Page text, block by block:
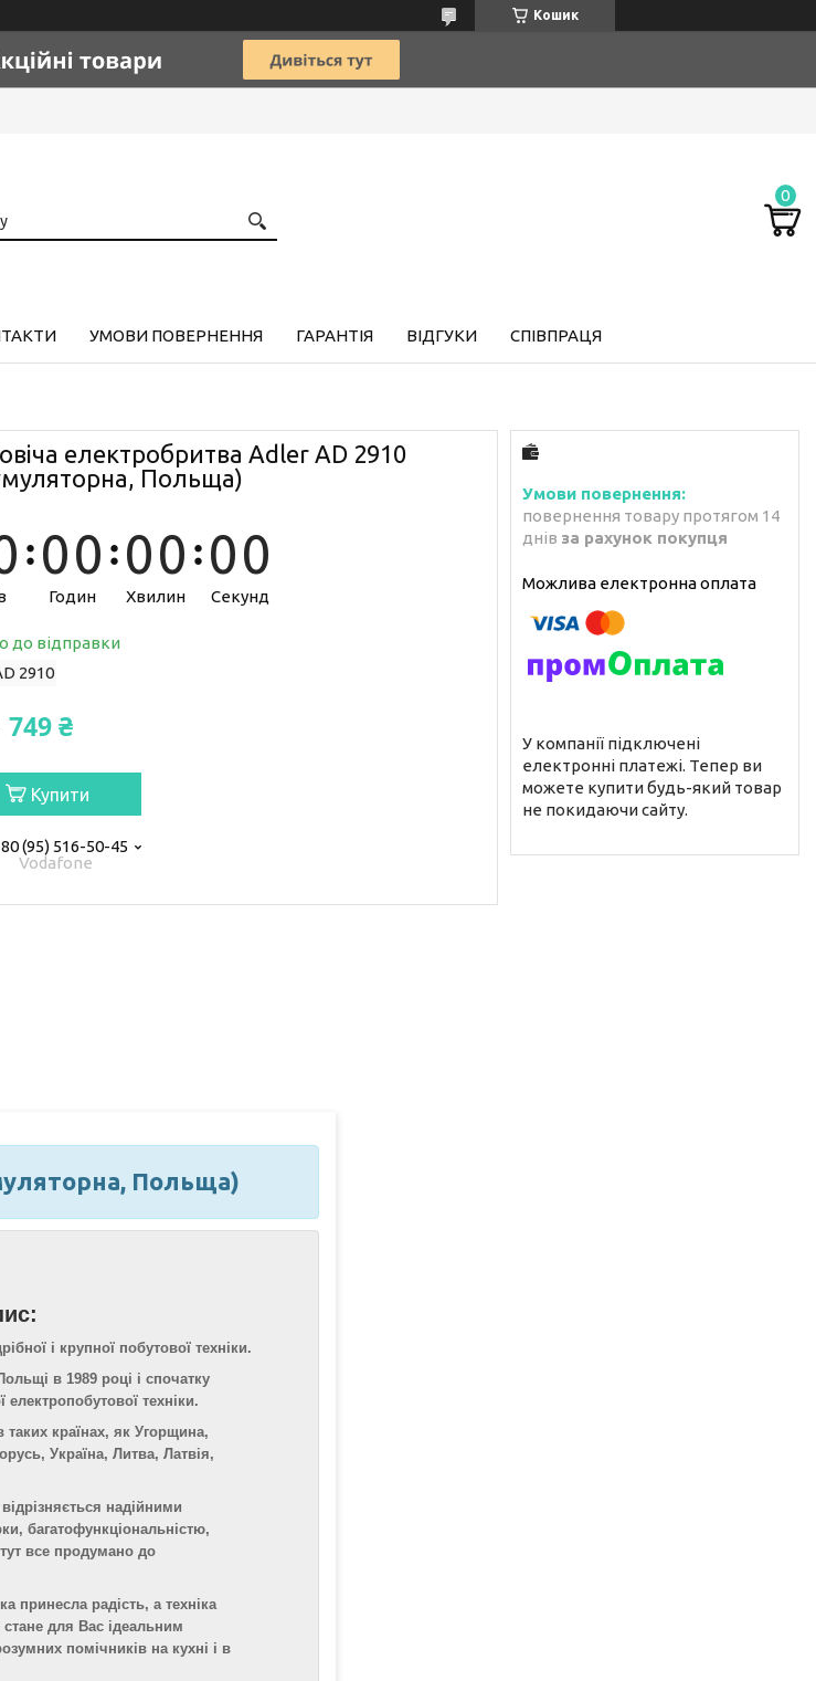
Кошик
УМОВИ ПОВЕРНЕННЯ ГАРАНТІЯ ВІДГУКИ СПІВПРАЦЯ
електробритва Adler AD 2910
Польща)
00
Годин
00
Хвилин
00
Секунд
до відправки
2910
749 ₴
Купити
(95) 516-50-45
Vodafone
повернення товару протягом 14
днів за рахунок покупця
У компанії підключені
електронні платежі. Тепер ви
можете купити будь-який товар
не покидаючи сайту.
Польща)
і крупної побутової техніки.
в 1989 році і спочатку
електропобутової техніки.
країнах, як Угорщина,
Україна, Литва, Латвія,
надійними
багатофункціональністю,
все продумано до
радість, а техніка
для Вас ідеальним
помічників на кухні і в